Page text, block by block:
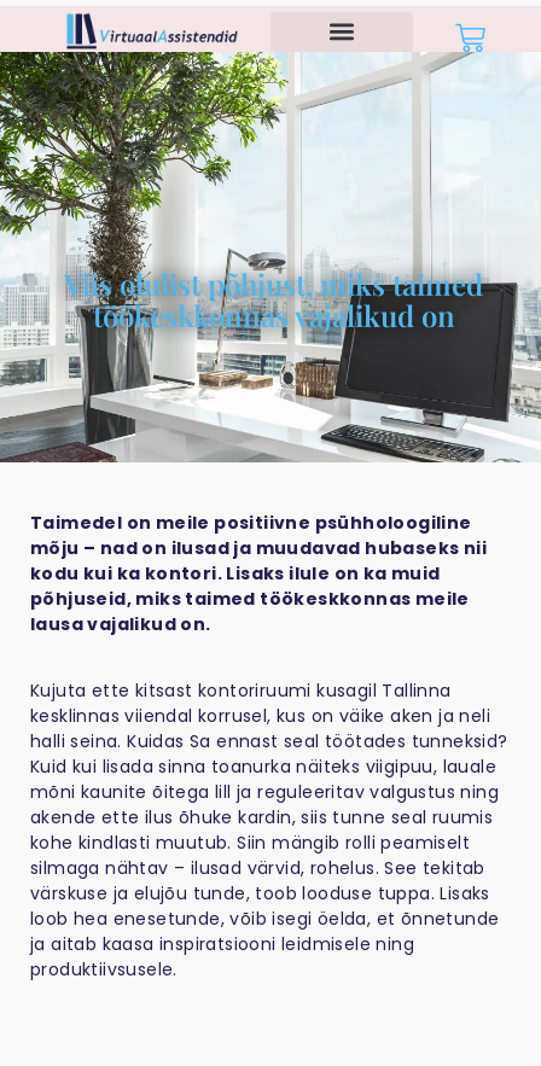
Viis olulist põhjust, miks taimed
töökeskkonnas vajalikud on
Taimedel on meile positiivne psühholoogiline
mõju – nad on ilusad ja muudavad hubaseks nii
kodu kui ka kontori. Lisaks ilule on ka muid
põhjuseid, miks taimed töökeskkonnas meile
lausa vajalikud on.
Kujuta ette kitsast kontoriruumi kusagil Tallinna
kesklinnas viiendal korrusel, kus on väike aken ja neli
halli seina. Kuidas Sa ennast seal töötades tunneksid?
Kuid kui lisada sinna toanurka näiteks viigipuu, lauale
mõni kaunite õitega lill ja reguleeritav valgustus ning
akende ette ilus õhuke kardin, siis tunne seal ruumis
kohe kindlasti muutub. Siin mängib rolli peamiselt
silmaga nähtav – ilusad värvid, rohelus. See tekitab
värskuse ja elujõu tunde, toob looduse tuppa. Lisaks
loob hea enesetunde, võib isegi öelda, et õnnetunde
ja aitab kaasa inspiratsiooni leidmisele ning
produktiivsusele.